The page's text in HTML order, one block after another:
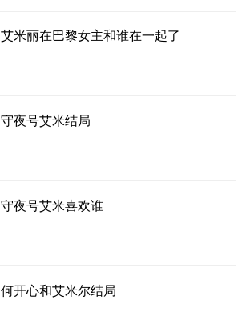
艾米丽在巴黎女主和谁在一起了
守夜号艾米结局
守夜号艾米喜欢谁
何开心和艾米尔结局